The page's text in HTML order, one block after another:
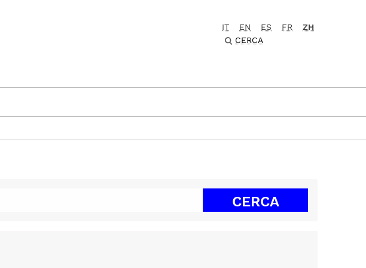
IT EN ES FR
ZH
CERCA